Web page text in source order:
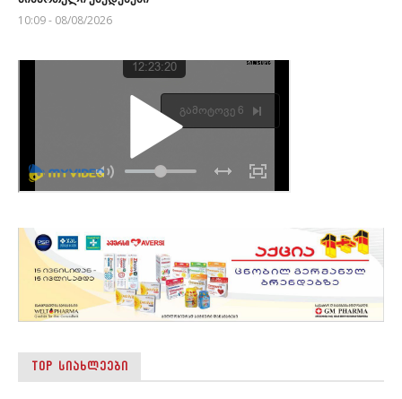
10:09 - 08/08/2026
TOP ᲡᲘᲐᲮᲚᲔᲔᲑᲘ